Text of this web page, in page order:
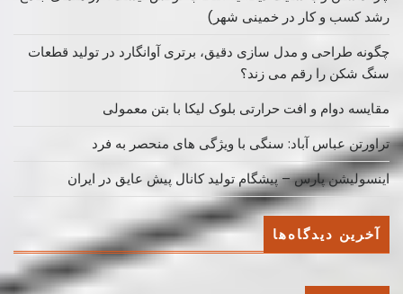
رشد کسب ‌و کار در خمینی ‌شهر)
چگونه طراحی و مدل سازی دقیق، برتری آوانگارد در تولید قطعات
سنگ شکن را رقم می زند؟
مقایسه دوام و افت حرارتی بلوک لیکا با بتن معمولی
تراورتن عباس آباد: سنگی با ویژگی های منحصر به فرد
اینسولیشن پارس – پیشگام تولید کانال پیش عایق در ایران
آخرین دیدگاه‌ها